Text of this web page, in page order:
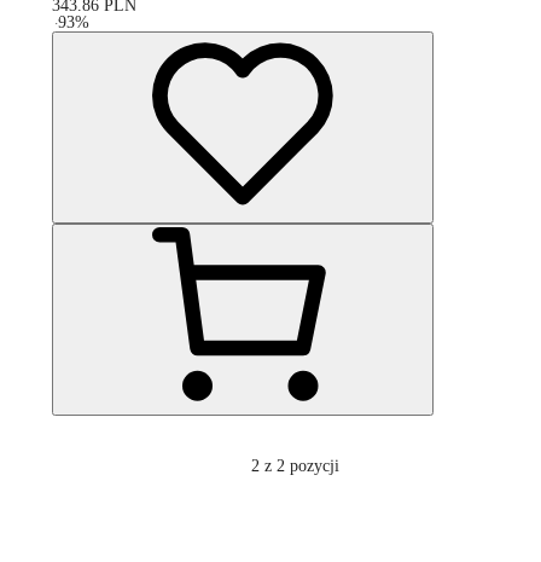
343.86 PLN
-93%
2 z 2 pozycji